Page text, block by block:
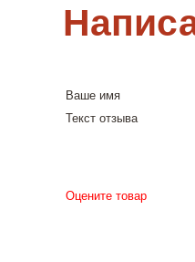
Ваше имя
Текст отзыва
Оцените товар